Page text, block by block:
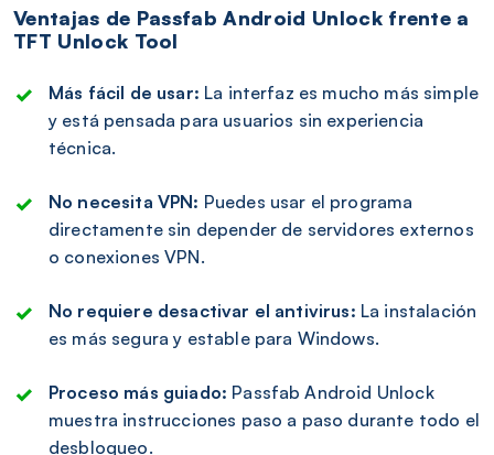
Ventajas de Passfab Android Unlock frente a
TFT Unlock Tool
Más fácil de usar: La interfaz es mucho más simple
y está pensada para usuarios sin experiencia
técnica.
No necesita VPN: Puedes usar el programa
directamente sin depender de servidores externos
o conexiones VPN.
No requiere desactivar el antivirus: La instalación
es más segura y estable para Windows.
Proceso más guiado: Passfab Android Unlock
muestra instrucciones paso a paso durante todo el
desbloqueo.